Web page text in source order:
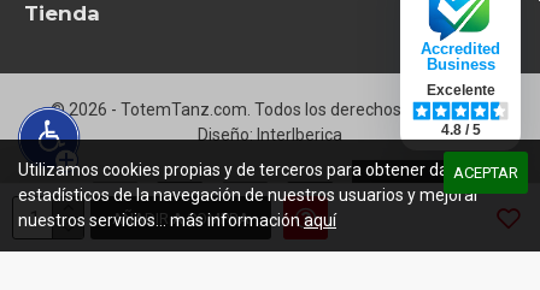
AÑADIR A COMPRA
Tienda
© 2026 - TotemTanz.com. Todos los derechos reservados
Diseño: InterIberica
ACEPTAR
Utilizamos cookies propias y de terceros para obtener datos
estadísticos de la navegación de nuestros usuarios y mejorar
nuestros servicios... más informaciónaquí
Accredited
Business
Excelente
4.8 / 5